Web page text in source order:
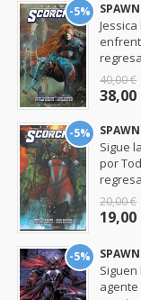
-5%
40,00 €
38,00
-5%
Sigue
por
20,00 €
19,00
-5%